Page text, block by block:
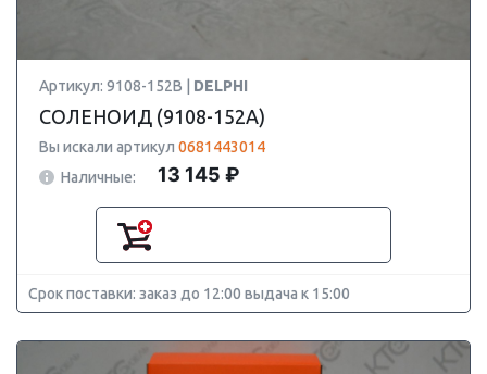
Артикул: 9108-152B | DELPHI
СОЛЕНОИД (9108-152A)
Вы искали артикул 0681443014
Наличные:
13 145 ₽
Срок поставки: заказ до 12:00 выдача к 15:00